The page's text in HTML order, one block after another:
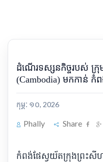
ដំណើរទស្សនកិច្ចរបស់ ក្រុ
(Cambodia) មកកាន់
កុម្ភៈ ១០, 2026
Phally Share
កំពង់ផែស្វយ័តក្រុងព្រះសី